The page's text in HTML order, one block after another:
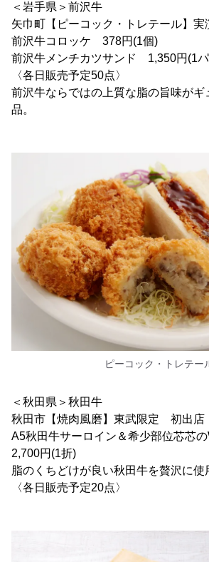
＜岩手県＞前沢牛
矢巾町【ピーコック・トレテール】実
前沢牛コロッケ 378円(1個)
前沢牛メンチカツサンド 1,350円(1
〈各日販売予定50点〉
前沢牛ならではの上質な脂の旨味がギ
品。
ピーコック・トレテー
＜秋田県＞秋田牛
秋田市【焼肉風磨】東武限定 初出
A5秋田牛サーロイン＆希少部位芯芯
2,700円(1折)
脂のくちどけが良い秋田牛を贅沢に使
〈各日販売予定20点〉